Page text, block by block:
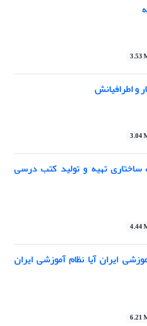
3.53
و اطرافیانش
3.04
ساختاری تهیه و تولید کتب درسی
4.44
ایران آیا نظام آموزشی ایران
6.21